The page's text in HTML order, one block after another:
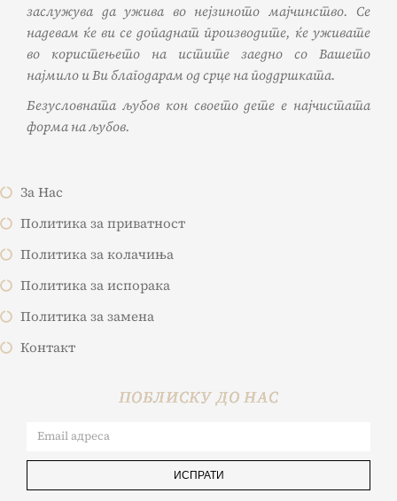
заслужува да ужива во нејзиното мајчинство. Се
надевам ќе ви се допаднат производите, ќе уживате
во користењето на истите заедно со Вашето
најмило и Ви благодарам од срце на поддршката.
Безусловната љубов кон своето дете е најчистата
форма на љубов.
За Нас
Политика за приватност
Политика за колачиња
Политика за испорака
Политика за замена
Контакт
ПОБЛИСКУ ДО НАС
ИСПРАТИ